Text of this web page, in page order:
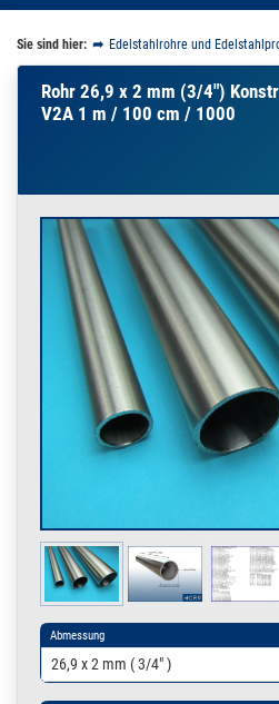
Sie sind hier: Edelstahlrohre und
Rohr 26,9 x 2 mm (3/4")
V2A 1 m / 100 cm / 1000
Abmessung
26,9 x 2 mm ( 3/4" )